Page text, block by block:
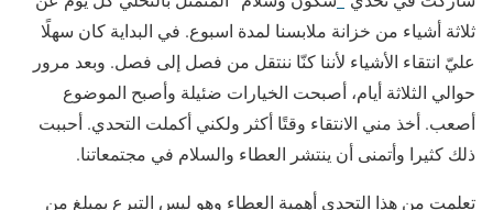
ثلاثة أشياء من خزانة ملابسنا لمدة اسبوع. في البداية كان سهلًا
عليّ انتقاء الأشياء لأننا كنّا ننتقل من فصل إلى فصل. وبعد مرور
حوالي الثلاثة أيام، أصبحت الخيارات ضئيلة وأصبح الموضوع
أصعب. أخذ مني الانتقاء وقتًا أكثر ولكني أكملت التحدي. أحببت
ذلك كثيرا وأتمنى أن ينتشر العطاء والسلام في مجتمعاتنا.
تعلمت من هذا التحدي أهمية العطاء وهو ليس التبرع بمبلغ من